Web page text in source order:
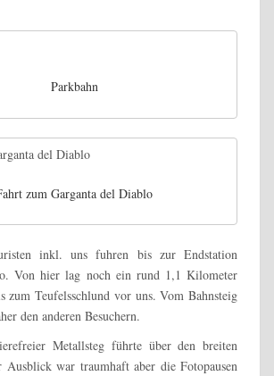
Parkbahn
zum Garganta del Diablo
inkl. uns fuhren bis zur Endstation
Von hier lag noch ein rund 1,1 Kilometer
zum Teufelsschlund vor uns. Vom Bahnsteig
den anderen Besuchern.
Metallsteg führte über den breiten
Ausblick war traumhaft aber die Fotopausen